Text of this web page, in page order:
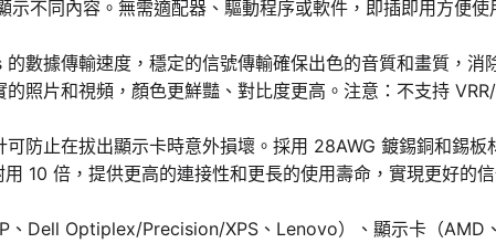
不同內容。無需適配器、驅動程序或軟件，即插即用方便
數據傳輸速度，穩定的信號傳輸確保出色的音質和畫質，消
照片和視頻，顏色更鮮豔、對比度更高。注意：不支持
防止在拔出顯示卡時意外損壞。採用 28AWG 鍍錫銅和錫
10 倍，提供更高的連接性和更長的使用壽命，實現更好的信
Dell Optiplex/Precision/XPS、Lenovo）、顯示卡（AMD